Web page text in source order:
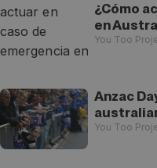
¿Cómo
en
You Too
Anzac
You Too